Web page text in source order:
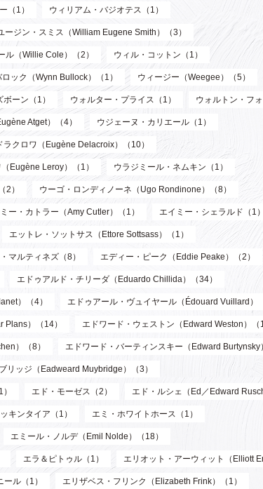
（1） ウィリアム・バジオテス（1）
ージン・スミス（William Eugene Smith）（3）
ル（Willie Cole）（2） ウィル・コットン（1）
ック（Wynn Bullock）（1） ウィージー（Weegee）（5）
ーン（1） ウォルター・プライス（1） ウォルトン・フ
Atget）（4） ウジェーヌ・カリエール（1）
ラクロワ（Eugène Delacroix）（10）
Eugène Leroy）（1） ウラジミール・ネムキン（1）
2） ウーゴ・ロンディノーネ（Ugo Rondinone）（8）
ー・カトラー（Amy Cutler）（1） エイミー・シェラルド（1
エットレ・ソットサス（Ettore Sottsass）（1）
マルティネズ（8） エディー・ピーク（Eddie Peake）（2）
エドゥアルド・チリーダ（Eduardo Chillida）（34）
）（4） エドゥアール・ヴュイヤール（Édouard Vuillard）
Plans）（14） エドワード・ウェストン（Edward Weston）（
）（8） エドワード・バーティンスキー（Edward Burtynsky
リッジ（Eadweard Muybridge）（3）
エド・モーゼス（2） エド・ルシェ（Ed／Edward
キンタイア（1） エミ・ホワイトホース（1）
エミール・ノルデ（Emil Nolde）（18）
エラ＆ピトゥル（1） エリオット・アーウィット（Elliott
ル（1） エリザベス・フリンク（Elizabeth Frink）（1）